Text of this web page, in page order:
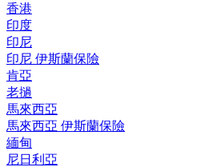
香港
印度
印尼
印尼 伊斯蘭保險
肯亞
老撾
馬來西亞
馬來西亞 伊斯蘭保險
緬甸
尼日利亞